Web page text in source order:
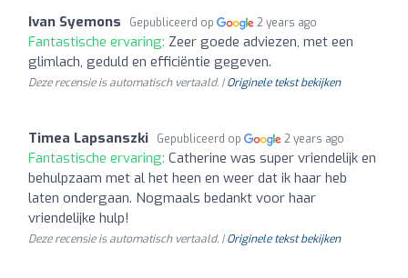
Ivan Syemons Gepubliceerd op 2 years ago
Fantastische ervaring: Zeer goede adviezen, met een
glimlach, geduld en efficiëntie gegeven.
Deze recensie is automatisch vertaald. |Originele tekst bekijken
Timea Lapsanszki Gepubliceerd op 2 years ago
Fantastische ervaring: Catherine was super vriendelijk en
behulpzaam met al het heen en weer dat ik haar heb
laten ondergaan. Nogmaals bedankt voor haar
vriendelijke hulp!
Deze recensie is automatisch vertaald. |Originele tekst bekijken